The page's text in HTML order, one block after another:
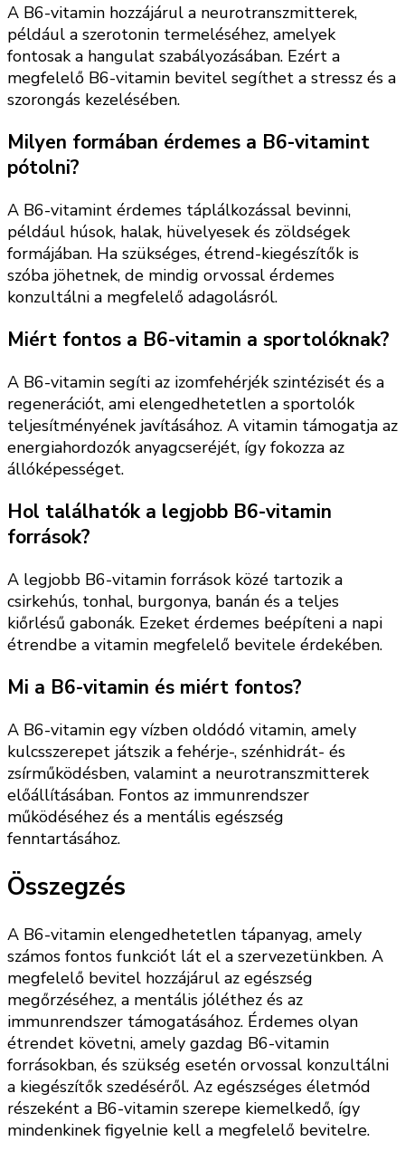
A B6-vitamin hozzájárul a neurotranszmitterek,
például a szerotonin termeléséhez, amelyek
fontosak a hangulat szabályozásában. Ezért a
megfelelő B6-vitamin bevitel segíthet a stressz és a
szorongás kezelésében.
Milyen formában érdemes a B6-vitamint
pótolni?
A B6-vitamint érdemes táplálkozással bevinni,
például húsok, halak, hüvelyesek és zöldségek
formájában. Ha szükséges, étrend-kiegészítők is
szóba jöhetnek, de mindig orvossal érdemes
konzultálni a megfelelő adagolásról.
Miért fontos a B6-vitamin a sportolóknak?
A B6-vitamin segíti az izomfehérjék szintézisét és a
regenerációt, ami elengedhetetlen a sportolók
teljesítményének javításához. A vitamin támogatja az
energiahordozók anyagcseréjét, így fokozza az
állóképességet.
Hol találhatók a legjobb B6-vitamin
források?
A legjobb B6-vitamin források közé tartozik a
csirkehús, tonhal, burgonya, banán és a teljes
kiőrlésű gabonák. Ezeket érdemes beépíteni a napi
étrendbe a vitamin megfelelő bevitele érdekében.
Mi a B6-vitamin és miért fontos?
A B6-vitamin egy vízben oldódó vitamin, amely
kulcsszerepet játszik a fehérje-, szénhidrát- és
zsírműködésben, valamint a neurotranszmitterek
előállításában. Fontos az immunrendszer
működéséhez és a mentális egészség
fenntartásához.
Összegzés
A B6-vitamin elengedhetetlen tápanyag, amely
számos fontos funkciót lát el a szervezetünkben. A
megfelelő bevitel hozzájárul az egészség
megőrzéséhez, a mentális jóléthez és az
immunrendszer támogatásához. Érdemes olyan
étrendet követni, amely gazdag B6-vitamin
forrásokban, és szükség esetén orvossal konzultálni
a kiegészítők szedéséről. Az egészséges életmód
részeként a B6-vitamin szerepe kiemelkedő, így
mindenkinek figyelnie kell a megfelelő bevitelre.